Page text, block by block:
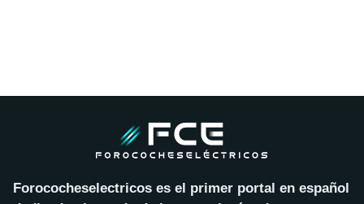
Forococheselectricos es el primer portal en español